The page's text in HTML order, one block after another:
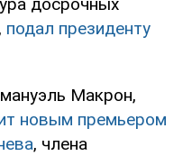
подал президенту
Макрон,
новым премьером
, члена